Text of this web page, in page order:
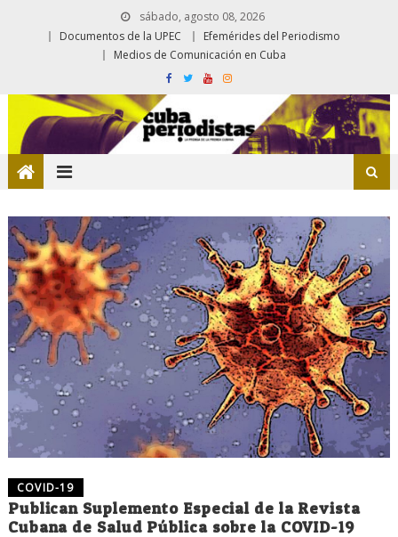
sábado, agosto 08, 2026
Documentos de la UPEC
Efemérides del Periodismo
Medios de Comunicación en Cuba
COVID-19
Publican Suplemento Especial de la Revista
Cubana de Salud Pública sobre la COVID-19